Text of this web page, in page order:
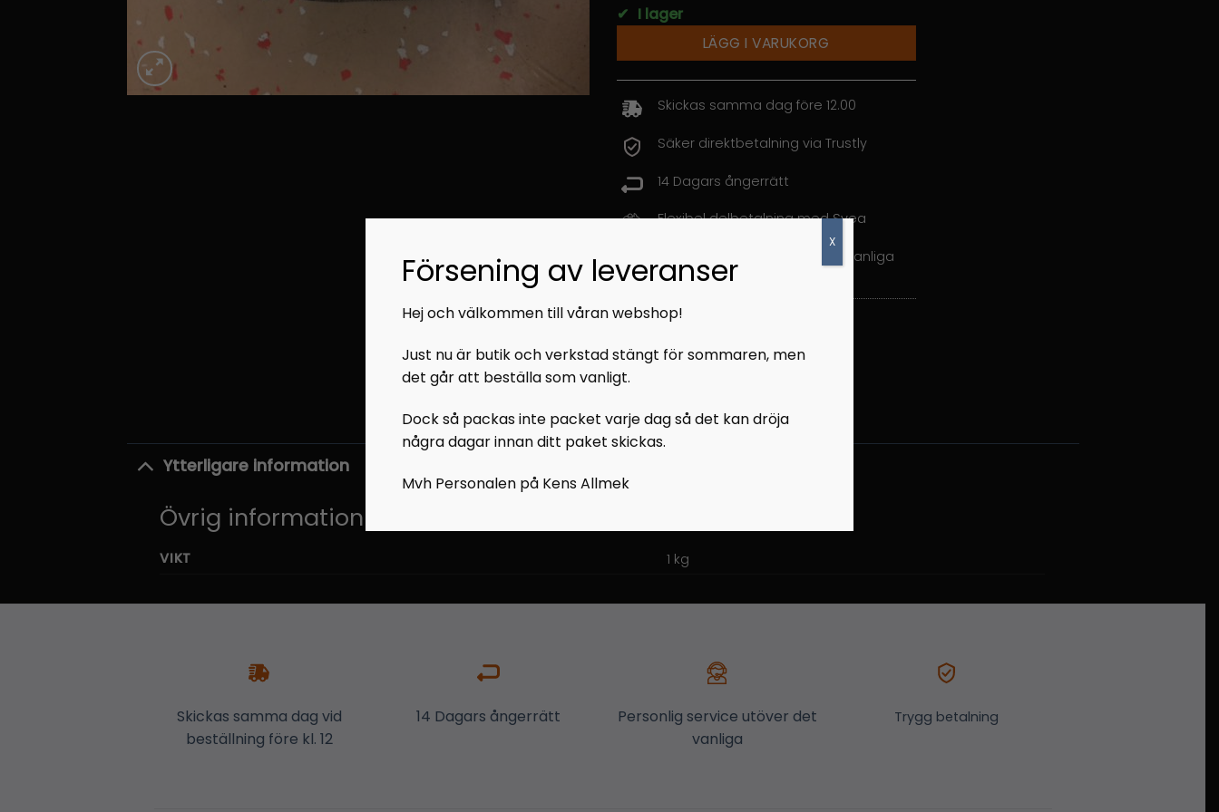
✔ I lager
LÄGG I VARUKORG
Skickas samma dag före 12.00
Säker direktbetalning via Trustly
14 Dagars ångerrätt
Flexibel delbetalning med Svea
Personlig service utöver det vanliga
Kategori:Startmotor/kit
Ytterligare information
Övrig information
VIKT 1 kg
Skickas samma dag vid
beställning före kl. 12
14 Dagars ångerrätt
Personlig service utöver det
vanliga
Trygg betalning
Försening av leveranser
Hej och välkommen till våran webshop!
Just nu är butik och verkstad stängt för sommaren, men
det går att beställa som vanligt.
Dock så packas inte packet varje dag så det kan dröja
några dagar innan ditt paket skickas.
Mvh Personalen på Kens Allmek
X